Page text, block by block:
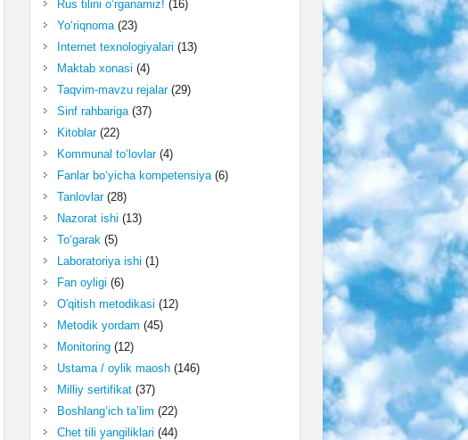
Rus tilini o‘rganamiz! (16)
Yo‘riqnoma(23)
Internet texnologiyalari (13)
Maktab xonasi (4)
Taqvim-mavzu rejalar(29)
Sinf rahbariga(37)
Kitoblar(22)
Kommunal to‘lovlar(4)
Fanlar bo‘yicha kompetensiya(6)
Tanlovlar(28)
Nazorat ishi (13)
To‘garak(5)
Laboratoriya ishi (1)
Fan oyligi (6)
O'qitish metodikasi (12)
Metodik yordam (45)
Monitoring(12)
Ustama / oylik maosh(146)
Milliy sertifikat(37)
Boshlang‘ich ta’lim (22)
Chet tili yangiliklari (44)